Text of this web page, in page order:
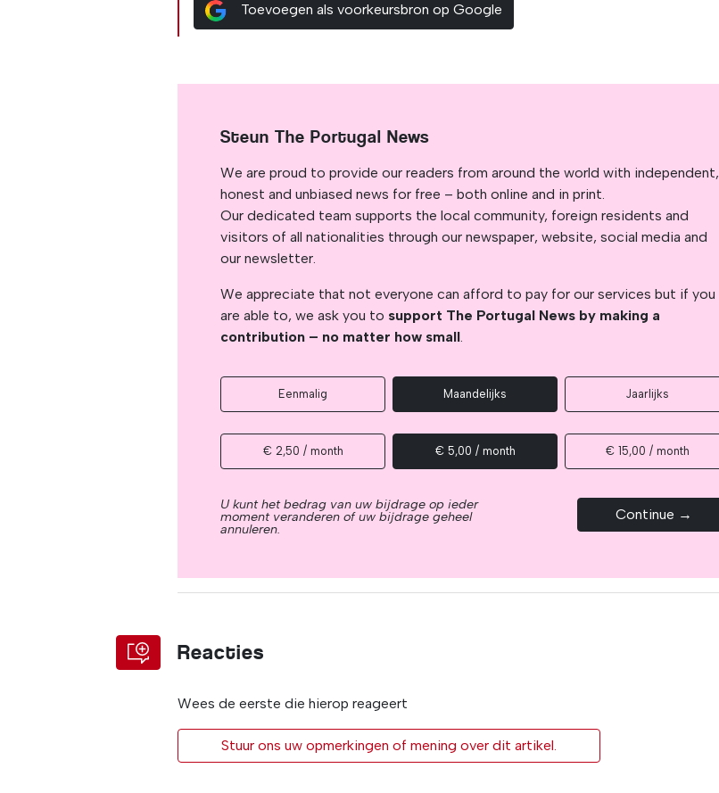
Toevoegen als voorkeursbron op Google
Steun The Portugal News
We are proud to provide our readers from around the world with independent,
honest and unbiased news for free – both online and in print.
Our dedicated team supports the local community, foreign residents and
visitors of all nationalities through our newspaper, website, social media and
our newsletter.
We appreciate that not everyone can afford to pay for our services but if you
are able to, we ask you to support The Portugal News by making a
contribution – no matter how small.
Eenmalig Maandelijks Jaarlijks
€ 2,50 / month € 5,00 / month € 15,00 / month
U kunt het bedrag van uw bijdrage op ieder
moment veranderen of uw bijdrage geheel
annuleren.
Continue →
Reacties
Wees de eerste die hierop reageert
Stuur ons uw opmerkingen of mening over dit artikel.